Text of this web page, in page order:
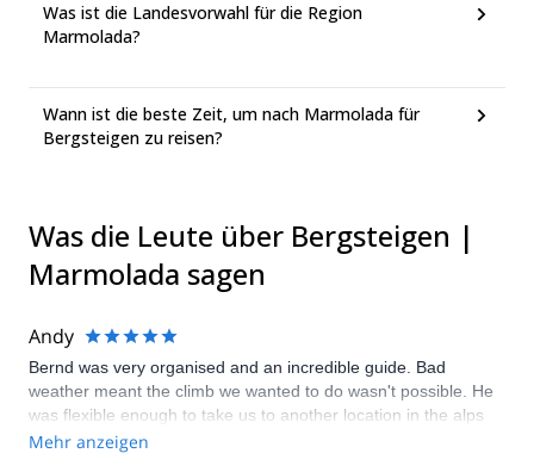
Was ist die Landesvorwahl für die Region
Marmolada?
Wann ist die beste Zeit, um nach Marmolada für
Bergsteigen zu reisen?
Was die Leute über Bergsteigen |
Marmolada sagen
Andy
Bernd was very organised and an incredible guide. Bad
weather meant the climb we wanted to do wasn't possible. He
was flexible enough to take us to another location in the alps
that was just as impressive and challenging but far better
Mehr anzeigen